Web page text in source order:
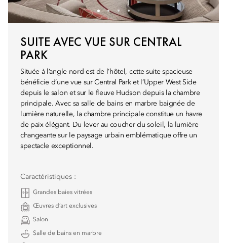
SUITE AVEC VUE SUR CENTRAL
PARK
Située à l’angle nord-est de l’hôtel, cette suite spacieuse
bénéficie d’une vue sur Central Park et l’Upper West Side
depuis le salon et sur le fleuve Hudson depuis la chambre
principale. Avec sa salle de bains en marbre baignée de
lumière naturelle, la chambre principale constitue un havre
de paix élégant. Du lever au coucher du soleil, la lumière
changeante sur le paysage urbain emblématique offre un
spectacle exceptionnel.
Caractéristiques :
Grandes baies vitrées
Œuvres d’art exclusives
Salon
Salle de bains en marbre